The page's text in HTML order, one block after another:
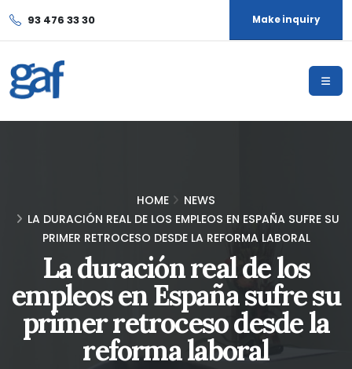
93 476 33 30 Make inquiry
HOME
NEWS
LA DURACIÓN REAL DE LOS EMPLEOS EN ESPAÑA SUFRE SU
PRIMER RETROCESO DESDE LA REFORMA LABORAL
La duración real de los
empleos en España sufre su
primer retroceso desde la
reforma laboral